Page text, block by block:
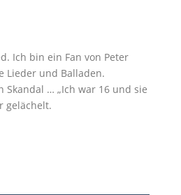
Ich bin ein Fan von Peter
Lieder und Balladen.
Skandal … „Ich war 16 und sie
gelächelt.